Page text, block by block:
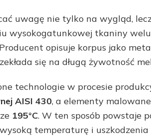
uwagę nie tylko na wygląd,
wysokogatunkowej tkaniny
opisuje korpus jako
się na długą żywotność
technologie w procesie
AISI 430, a elementy
195°C. W ten sposób powstaje
temperaturę i uszkodzenia